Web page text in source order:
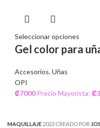
Seleccionar opciones
Gel color para
Accesorios, Uñas
OPI
₡7000 Precio Mayorista: ₡
MAQUILLAJE 2023 CREADO POR